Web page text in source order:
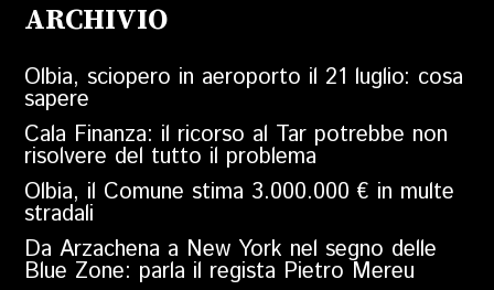
ARCHIVIO
Olbia, sciopero in aeroporto il 21 luglio: cosa
sapere
Cala Finanza: il ricorso al Tar potrebbe non
risolvere del tutto il problema
Olbia, il Comune stima 3.000.000 € in multe
stradali
Da Arzachena a New York nel segno delle
Blue Zone: parla il regista Pietro Mereu